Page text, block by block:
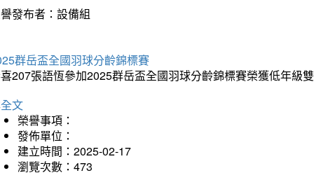
發布者：設備組
群岳盃全國羽球分齡錦標賽
207張語恆參加2025群岳盃全國羽球分齡錦標賽榮獲低年級
文
榮譽事項：
發佈單位：
建立時間：2025-02-17
瀏覽次數：473